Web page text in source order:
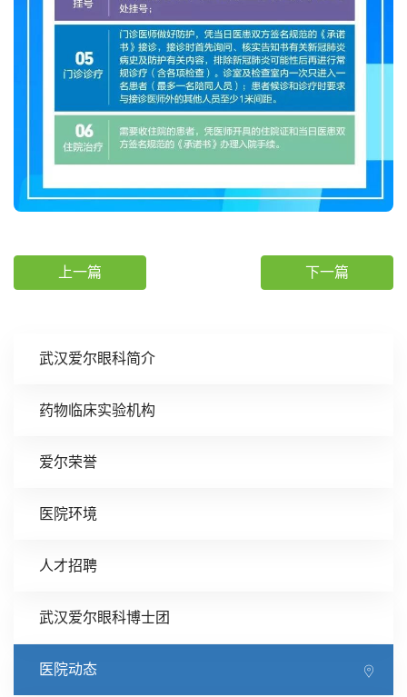
武汉爱尔眼科简介
药物临床实验机构
爱尔荣誉
医院环境
人才招聘
武汉爱尔眼科博士团
医院动态
上一篇 下一篇